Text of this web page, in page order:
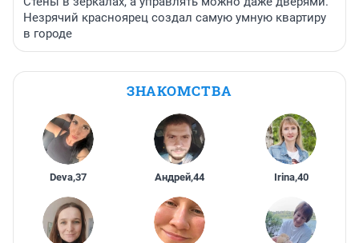
Незрячий красноярец создал самую умную квартиру
в городе
ЗНАКОМСТВА
Deva,37 Андрей,44 Irina,40